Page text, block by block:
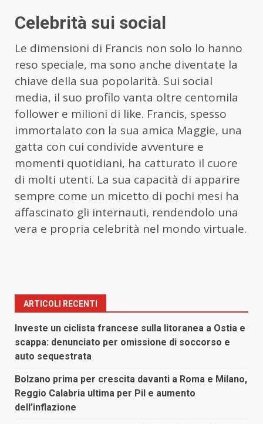
Celebrità sui social
Le dimensioni di Francis non solo lo hanno
reso speciale, ma sono anche diventate la
chiave della sua popolarità. Sui social
media, il suo profilo vanta oltre centomila
follower e milioni di like. Francis, spesso
immortalato con la sua amica Maggie, una
gatta con cui condivide avventure e
momenti quotidiani, ha catturato il cuore
di molti utenti. La sua capacità di apparire
sempre come un micetto di pochi mesi ha
affascinato gli internauti, rendendolo una
vera e propria celebrità nel mondo virtuale.
ARTICOLI RECENTI
Investe un ciclista francese sulla litoranea a Ostia e
scappa: denunciato per omissione di soccorso e
auto sequestrata
Bolzano prima per crescita davanti a Roma e Milano,
Reggio Calabria ultima per Pil e aumento
dell’inflazione